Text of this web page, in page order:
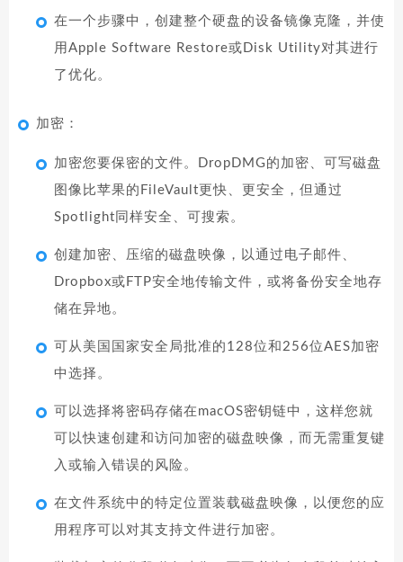
在一个步骤中，创建整个硬盘的设备镜像克隆，并使
用Apple Software Restore或Disk Utility对其进行
了优化。
加密：
加密您要保密的文件。DropDMG的加密、可写磁盘
图像比苹果的FileVault更快、更安全，但通过
Spotlight同样安全、可搜索。
创建加密、压缩的磁盘映像，以通过电子邮件、
Dropbox或FTP安全地传输文件，或将备份安全地存
储在异地。
可从美国国家安全局批准的128位和256位AES加密
中选择。
可以选择将密码存储在macOS密钥链中，这样您就
可以快速创建和访问加密的磁盘映像，而无需重复键
入或输入错误的风险。
在文件系统中的特定位置装载磁盘映像，以便您的应
用程序可以对其支持文件进行加密。